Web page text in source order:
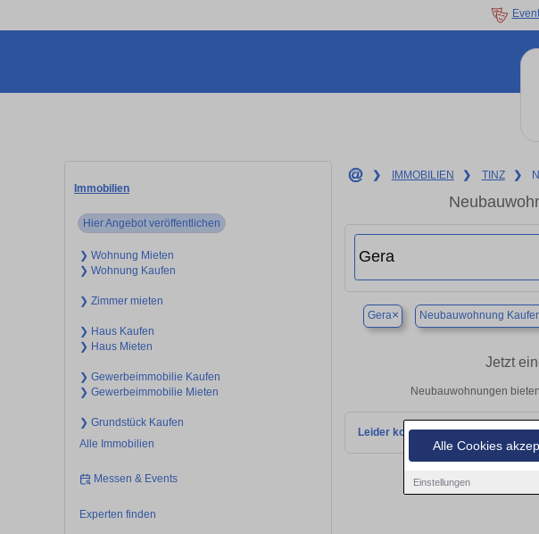
Alle Cookies
Einstellungen
Event
Immobilien
Hier Angebot veröffentlichen
❯ Wohnung Mieten
❯ Wohnung Kaufen
❯ Zimmer mieten
❯ Haus Kaufen
❯ Haus Mieten
❯ Gewerbeimmobilie Kaufen
❯ Gewerbeimmobilie Mieten
❯ Grundstück Kaufen
Alle Immobilien
Messen & Events
Experten finden
❯ IMMOBILIEN ❯ TINZ ❯
Gera× Neubauwohnung
Jetzt
Neubauwohnungen
Leider konnten wir derzeit keine